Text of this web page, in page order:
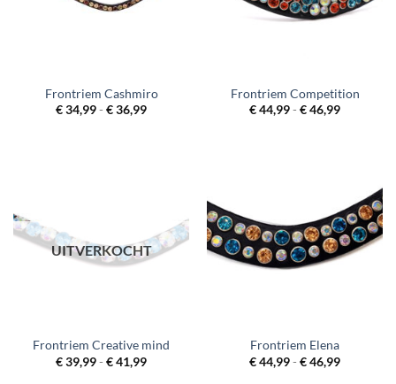
Frontriem Cashmiro
€34,99- €36,99Prijsklasse:
Frontriem Competition
€44,99- €46,99
UITVERKOCHT
Frontriem Creative mind
€39,99- €41,99Prijsklasse:
Frontriem Elena
€44,99- €46,99